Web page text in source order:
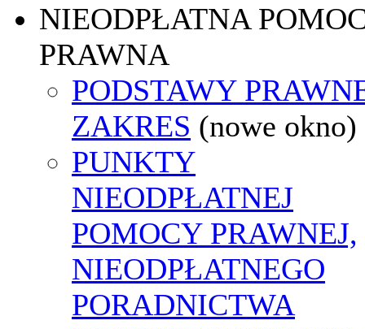
NIEODPŁATNA
PRAWNA
PODSTAWY
ZAKRES (nowe okno)
PUNKTY
NIEODPŁATNEJ
POMOCY PRAWNEJ,
NIEODPŁATNEGO
PORADNICTWA